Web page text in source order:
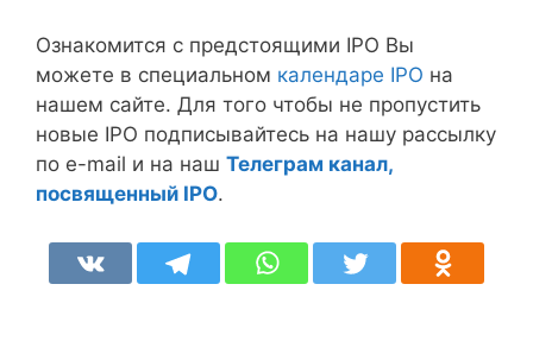
Ознакомится с предстоящими IPO Вы
можете в специальном календаре IPO на
нашем сайте. Для того чтобы не пропустить
новые IPO подписывайтесь на нашу рассылку
по e-mail и на наш Телеграм канал,
посвященный IPO.